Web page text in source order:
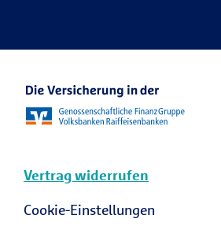
Vertrag widerrufen
Cookie-Einstellungen